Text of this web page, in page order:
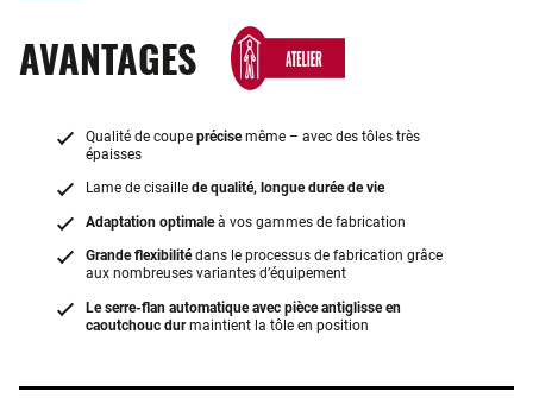
AVANTAGES
Qualité de coupe précisemême – avec des tôles très
épaisses
Lame de cisaille de qualité, longue durée de vie
Adaptation optimaleà vos gammes de fabrication
Grande flexibilitédans le processus de fabrication grâce
aux nombreuses variantes d’équipement
Le serre-flan automatique avec pièce antiglisse en
caoutchouc durmaintient la tôle en position